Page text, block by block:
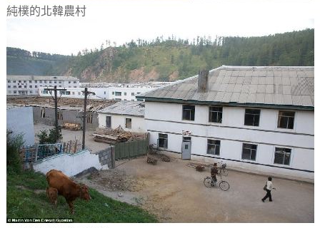
純樸的北韓農村